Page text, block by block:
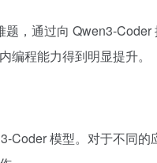
，通过向 Qwen3-Coder
程能力得到明显提升。​
Coder 模型。对于不同的